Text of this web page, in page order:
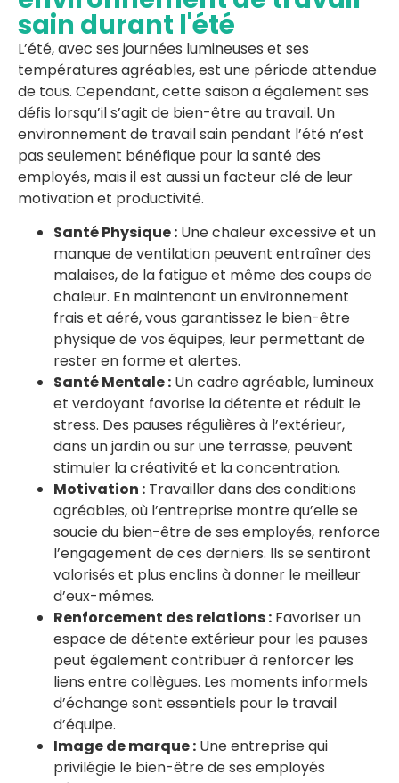
sain durant l'été
L’été, avec ses journées lumineuses et ses
températures agréables, est une période attendue
de tous. Cependant, cette saison a également ses
défis lorsqu’il s’agit de bien-être au travail. Un
environnement de travail sain pendant l’été n’est
pas seulement bénéfique pour la santé des
employés, mais il est aussi un facteur clé de leur
motivation et productivité.
Santé Physique : Une chaleur excessive et un
manque de ventilation peuvent entraîner des
malaises, de la fatigue et même des coups de
chaleur. En maintenant un environnement
frais et aéré, vous garantissez le bien-être
physique de vos équipes, leur permettant de
rester en forme et alertes.
Santé Mentale : Un cadre agréable, lumineux
et verdoyant favorise la détente et réduit le
stress. Des pauses régulières à l’extérieur,
dans un jardin ou sur une terrasse, peuvent
stimuler la créativité et la concentration.
Motivation : Travailler dans des conditions
agréables, où l’entreprise montre qu’elle se
soucie du bien-être de ses employés, renforce
l’engagement de ces derniers. Ils se sentiront
valorisés et plus enclins à donner le meilleur
d’eux-mêmes.
Renforcement des relations : Favoriser un
espace de détente extérieur pour les pauses
peut également contribuer à renforcer les
liens entre collègues. Les moments informels
d’échange sont essentiels pour le travail
d’équipe.
Image de marque : Une entreprise qui
privilégie le bien-être de ses employés